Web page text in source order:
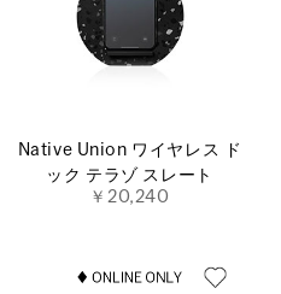
Native Union ワイヤレス ド
ック テラゾ スレート
￥20,240